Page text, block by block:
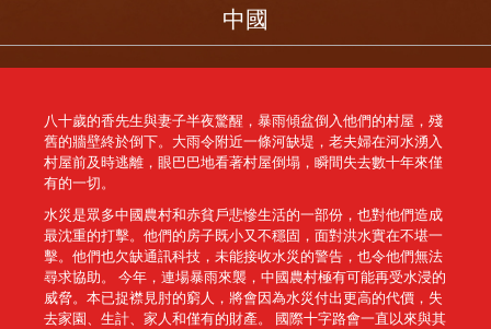
中國
八十歲的香先生與妻子半夜驚醒，暴雨傾盆倒入他們的村屋，殘
舊的牆壁終於倒下。大雨令附近一條河缺堤，老夫婦在河水湧入
村屋前及時逃離，眼巴巴地看著村屋倒塌，瞬間失去數十年來僅
有的一切。
水災是眾多中國農村和赤貧戶悲慘生活的一部份，也對他們造成
最沈重的打擊。他們的房子既小又不穩固，面對洪水實在不堪一
擊。他們也欠缺通訊科技，未能接收水災的警告，也令他們無法
尋求協助。 今年，連場暴雨來襲，中國農村極有可能再受水浸的
威脅。本已捉襟見肘的窮人，將會因為水災付出更高的代價，失
去家園、生計、家人和僅有的財產。 國際十字路會一直以來與其